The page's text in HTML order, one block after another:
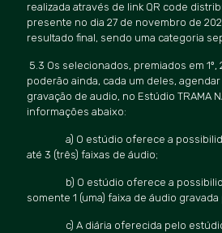
realizada através de link QR code
presente no dia 27 de novembro de
resultado final, sendo uma categoria
5.3 Os selecionados, premiados em 1º,
poderão ainda, cada um deles,
gravação de audio, no Estúdio TRAMA
informações abaixo:
a) O estúdio oferece a
até 3 (três) faixas de áudio;
b) O estúdio oferece a
somente 1 (uma) faixa de áudio
c) A diária oferecida pelo estúdio